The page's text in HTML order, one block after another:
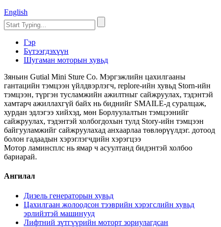
English
Гэр
Бүтээгдэхүүн
Шугаман моторын хувьд
Зяньин Gutial Mini Sture Co. Мэргэжлийн цахилгааны
гантацийн тэмцээн үйлдвэрлэгч, replore-ийн хувьд Storn-ийн
тэмцээн, түргэн тусламжийн ажилтныг сайжруулах, тэдэнтэй
хамтарч ажиллахгүй байх нь биднийг SMAILE-д суралцаж,
хурдан эдлэгээ хийхэд, мөн Борлуулалтын тэмцээнийг
сайжруулах, тэдэнтэй холбогдохын тулд Story-ийн тэмцээн
байгууламжийг сайжруулахад анхаарлаа төвлөрүүлдэг. дотоод
болон гадаадын хэрэглэгчдийн хэрэгцээ
Мотор ламинсплс нь ямар ч асуултанд бидэнтэй холбоо
бариарай.
Ангилал
Дизель генераторын хувьд
Цахилгаан жолоодсон тээврийн хэрэгслийн хувьд
эрлийзтэй машинууд
Лифтний зүтгүүрийн моторт зориулагдсан